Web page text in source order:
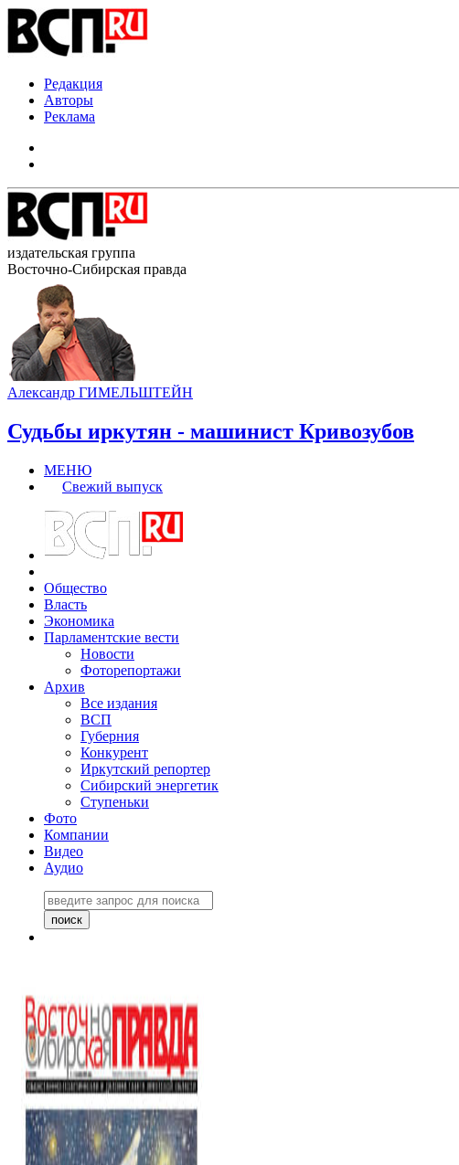
Редакция
Авторы
Реклама
издательская группа
Восточно-Сибирская правда
Александр ГИМЕЛЬШТЕЙН
Судьбы иркутян - машинист Кривозубов
МЕНЮ
Свежий выпуск
Общество
Власть
Экономика
Парламентские вести
Новости
Фоторепортажи
Архив
Все издания
ВСП
Губерния
Конкурент
Иркутский репортер
Сибирский энергетик
Ступеньки
Фото
Компании
Видео
Аудио